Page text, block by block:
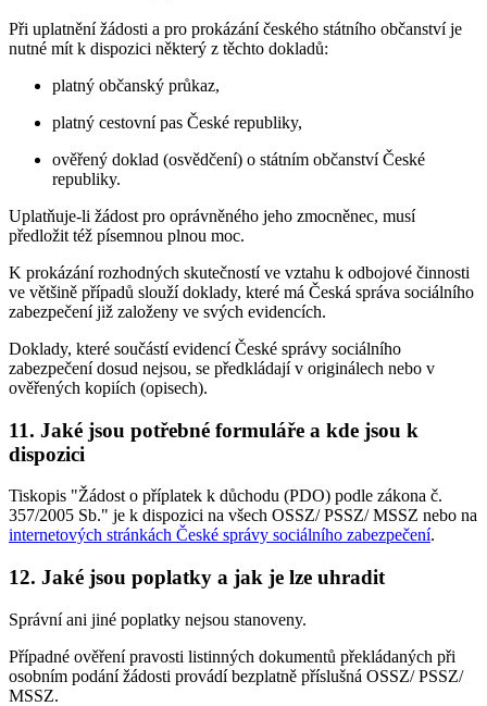
Při uplatnění žádosti a pro prokázání českého státního občanství je
nutné mít k dispozici některý z těchto dokladů:
platný občanský průkaz,
platný cestovní pas České republiky,
ověřený doklad (osvědčení) o státním občanství České
republiky.
Uplatňuje-li žádost pro oprávněného jeho zmocněnec, musí
předložit též písemnou plnou moc.
K prokázání rozhodných skutečností ve vztahu k odbojové činnosti
ve většině případů slouží doklady, které má Česká správa sociálního
zabezpečení již založeny ve svých evidencích.
Doklady, které součástí evidencí České správy sociálního
zabezpečení dosud nejsou, se předkládají v originálech nebo v
ověřených kopiích (opisech).
11. Jaké jsou potřebné formuláře a kde jsou k
dispozici
Tiskopis "Žádost o příplatek k důchodu (PDO) podle zákona č.
357/2005 Sb." je k dispozici na všech OSSZ/ PSSZ/ MSSZ nebo na
internetových stránkách České správy sociálního zabezpečení.
12. Jaké jsou poplatky a jak je lze uhradit
Správní ani jiné poplatky nejsou stanoveny.
Případné ověření pravosti listinných dokumentů překládaných při
osobním podání žádosti provádí bezplatně příslušná OSSZ/ PSSZ/
MSSZ.